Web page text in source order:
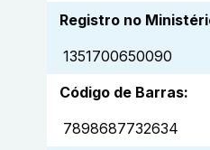
Registro no
1351700650090
Código de Barras:
7898687732634